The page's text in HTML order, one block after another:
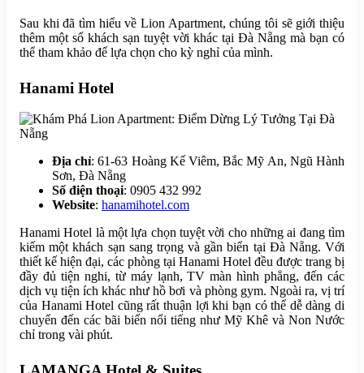
Sau khi đã tìm hiểu về Lion Apartment, chúng tôi sẽ giới thiệu
thêm một số khách sạn tuyệt vời khác tại Đà Nẵng mà bạn có
thể tham khảo để lựa chọn cho kỳ nghỉ của mình.
Hanami Hotel
Địa chỉ: 61-63 Hoàng Kế Viêm, Bắc Mỹ An, Ngũ Hành
Sơn, Đà Nẵng
Số điện thoại: 0905 432 992
Website: hanamihotel.com
Hanami Hotel là một lựa chọn tuyệt vời cho những ai đang tìm
kiếm một khách sạn sang trọng và gần biển tại Đà Nẵng. Với
thiết kế hiện đại, các phòng tại Hanami Hotel đều được trang bị
đầy đủ tiện nghi, từ máy lạnh, TV màn hình phẳng, đến các
dịch vụ tiện ích khác như hồ bơi và phòng gym. Ngoài ra, vị trí
của Hanami Hotel cũng rất thuận lợi khi bạn có thể dễ dàng di
chuyển đến các bãi biển nổi tiếng như Mỹ Khê và Non Nước
chỉ trong vài phút.